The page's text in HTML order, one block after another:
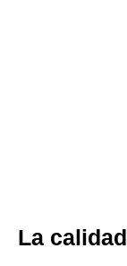
La